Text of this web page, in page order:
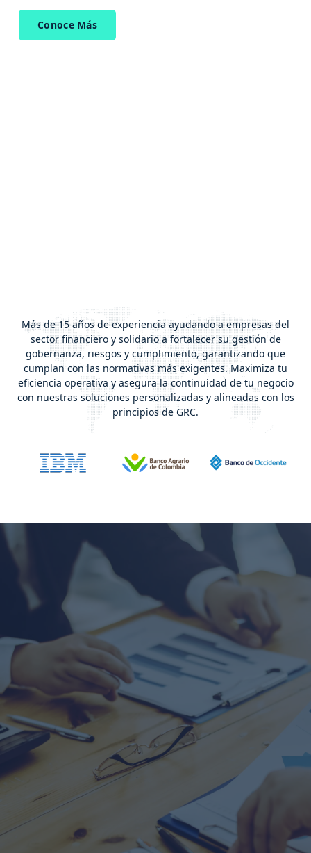
Conoce Más
Más de 15 años de experiencia ayudando a empresas del
sector financiero y solidario a fortalecer su gestión de
gobernanza, riesgos y cumplimiento, garantizando que
cumplan con las normativas más exigentes. Maximiza tu
eficiencia operativa y asegura la continuidad de tu negocio
con nuestras soluciones personalizadas y alineadas con los
principios de GRC.